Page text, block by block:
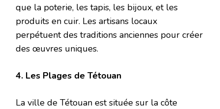
que la poterie, les tapis, les bijoux, et les
produits en cuir. Les artisans locaux
perpétuent des traditions anciennes pour créer
des œuvres uniques.
4. Les Plages de Tétouan
La ville de Tétouan est située sur la côte